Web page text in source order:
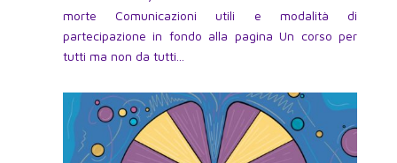
morte Comunicazioni utili e modalità di
partecipazione in fondo alla pagina Un corso per
tutti ma non da tutti...